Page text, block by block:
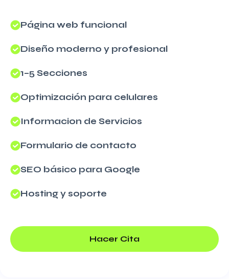
Página web funcional
Diseño moderno y profesional
1–5 Secciones
Optimización para celulares
Informacion de Servicios
Formulario de contacto
SEO básico para Google
Hosting y soporte
Hacer Cita